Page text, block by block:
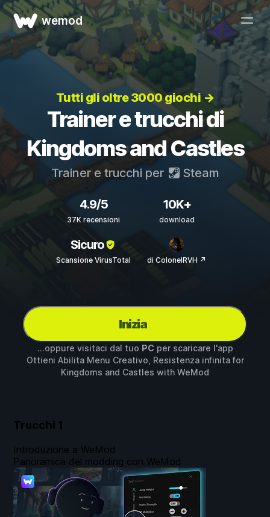
wemod
Tutti gli oltre 3000 giochi →
Trainer e trucchi di
Kingdoms and Castles
Trainer e trucchi per Steam
4.9/5
37K recensioni
10K+
download
Sicuro
Scansione VirusTotal di ColonelRVH ↗
Inizia
...oppure visitaci dal tuo PC per scaricare l'app
Ottieni Abilita Menu Creativo, Resistenza infinita for
Kingdoms and Castles with WeMod
Trucchi 1
Introduzione a WeMod
Panoramica del modding con WeMod